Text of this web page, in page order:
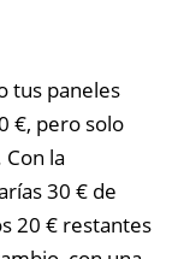
tus paneles
€, pero solo
la
30 € de
20 € restantes